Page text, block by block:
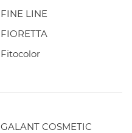
FINE LINE
FIORETTA
Fitocolor
GALANT COSMETIC